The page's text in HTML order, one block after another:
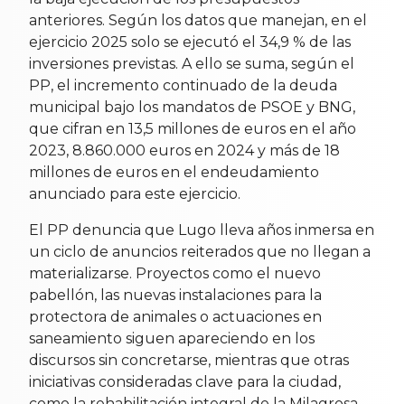
anteriores. Según los datos que manejan, en el
ejercicio 2025 solo se ejecutó el 34,9 % de las
inversiones previstas. A ello se suma, según el
PP, el incremento continuado de la deuda
municipal bajo los mandatos de PSOE y BNG,
que cifran en 13,5 millones de euros en el año
2023, 8.860.000 euros en 2024 y más de 18
millones de euros en el endeudamiento
anunciado para este ejercicio.
El PP denuncia que Lugo lleva años inmersa en
un ciclo de anuncios reiterados que no llegan a
materializarse. Proyectos como el nuevo
pabellón, las nuevas instalaciones para la
protectora de animales o actuaciones en
saneamiento siguen apareciendo en los
discursos sin concretarse, mientras que otras
iniciativas consideradas clave para la ciudad,